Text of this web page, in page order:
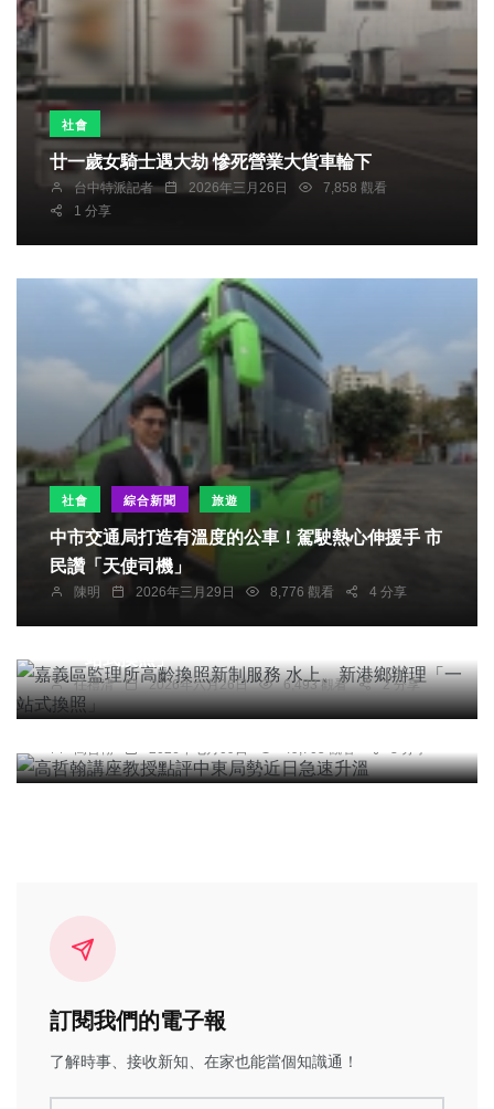
社會
廿一歲女騎士遇大劫 慘死營業大貨車輪下
台中特派記者 2026年三月26日
7,858 觀看
1 分享
社會 綜合新聞 旅遊
中市交通局打造有溫度的公車！駕駛熱心伸援手 市
民讚「天使司機」
陳明 2026年三月29日 8,776 觀看 4 分享
社會 綜合新聞
嘉義區監理所高齡換照新制服務 水上、新港鄉辦理
任禮清 2026年六月26日 6,493 觀看 2 分享
專欄
高哲翰講座教授點評中東局勢近日急速升溫
訂閱我們的電子報
了解時事、接收新知、在家也能當個知識通！